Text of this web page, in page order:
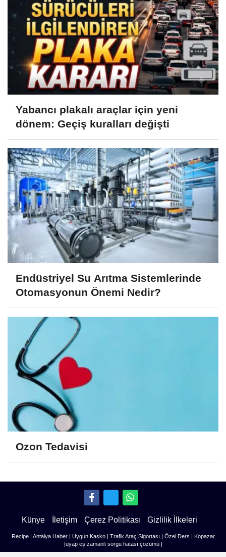
Yabancı plakalı araçlar için yeni
dönem: Geçiş kuralları değişti
Endüstriyel Su Arıtma Sistemlerinde
Otomasyonun Önemi Nedir?
Ozon Tedavisi
Künye İletişim Çerez Politikası Gizlilik İlkeleri
Recipe| Antalya Haber| Uygun Kasko| Trafik Araç Sigortası Özel Ders
Kopazar
uyap eş zamanlı sorgu hatası çözümü|